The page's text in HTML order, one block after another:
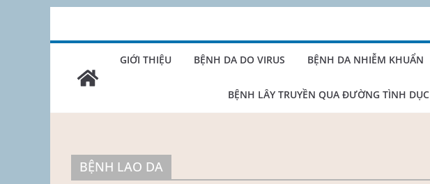
GIỚI THIỆU BỆNH DA DO VIRUS BỆNH DA NHIỄM KHUẨN
BỆNH LÂY TRUYỀN QUA ĐƯỜNG TÌNH DỤC
BỆNH LAO DA